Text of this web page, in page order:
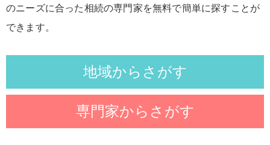
のニーズに合った相続の専門家を無料で簡単に探すことが
できます。
地域からさがす
専門家からさがす